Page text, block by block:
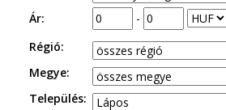
Ár:
-
Régió:
Megye:
Település: